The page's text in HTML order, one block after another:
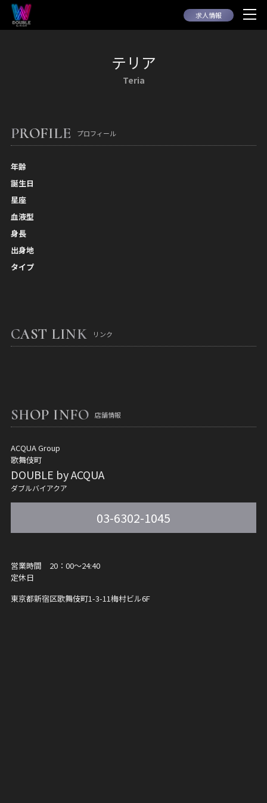
求人情報
テリア
Teria
PROFILE プロフィール
年齢
誕生日
星座
血液型
身長
出身地
タイプ
CAST LINK リンク
SHOP INFO 店舗情報
ACQUA Group
歌舞伎町
DOUBLE by ACQUA
ダブルバイアクア
03-6302-1045
営業時間 20：00～24:40
定休日
東京都新宿区歌舞伎町1-3-11梅村ビル6F